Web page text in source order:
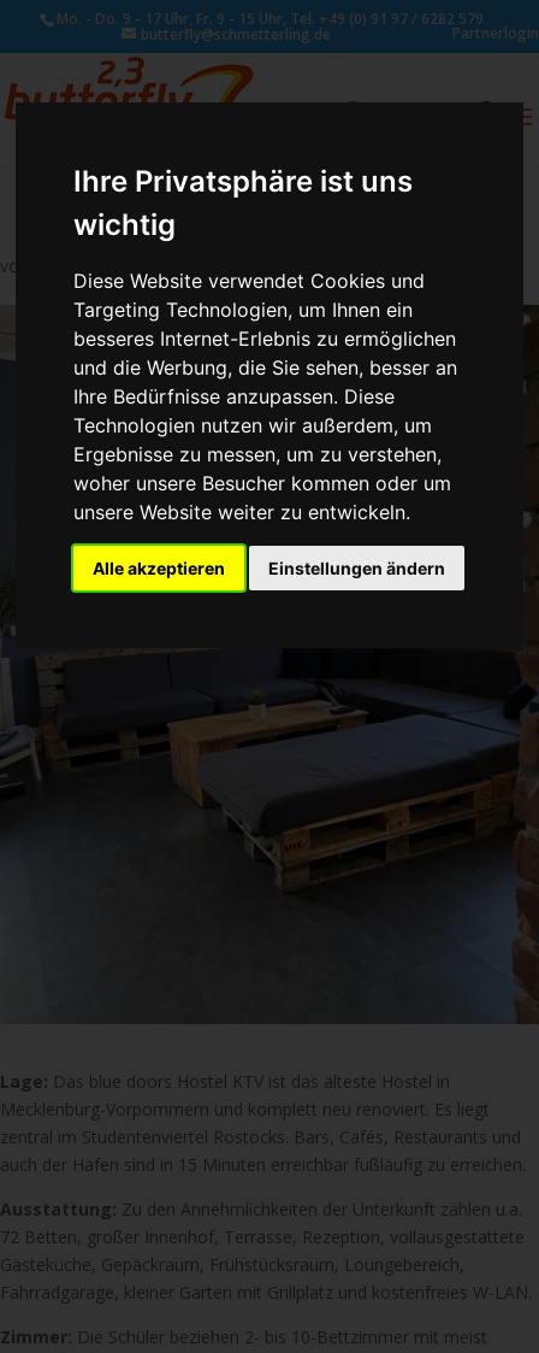
Ihre Privatsphäre ist uns
wichtig
Diese Website verwendet Cookies und
Targeting Technologien, um Ihnen ein
besseres Internet-Erlebnis zu ermöglichen
und die Werbung, die Sie sehen, besser an
Ihre Bedürfnisse anzupassen. Diese
Technologien nutzen wir außerdem, um
Ergebnisse zu messen, um zu verstehen,
woher unsere Besucher kommen oder um
unsere Website weiter zu entwickeln.
Alle akzeptieren Einstellungen ändern
Mo. - Do. 9 - 17 Uhr, Fr. 9 - 15 Uhr, Tel. +49 (0) 91 97 / 6282 579
butterfly@schmetterling.de Partnerlogin
von
Lage: Das blue doors Hostel KTV ist das älteste Hostel in
Mecklenburg-Vorpommern und komplett neu renoviert. Es liegt
zentral im Studenten­viertel Rostocks. Bars, Cafés, Restaurants und
auch der Hafen sind in 15 Minuten erreichbar fußläufig zu erreichen.
Ausstattung: Zu den Annehmlichkeiten der Unterkunft zählen u.a.
72 Betten, großer Innenhof, Terrasse, Rezeption, vollaus­gestattete
Gästeküche, Gepäckraum, Frühstücksraum, Loungebereich,
Fahrradgarage, kleiner Garten mit Grillplatz und kostenfreies W-LAN.
Zimmer: Die Schüler beziehen 2- bis 10-Bettzimmer mit meist